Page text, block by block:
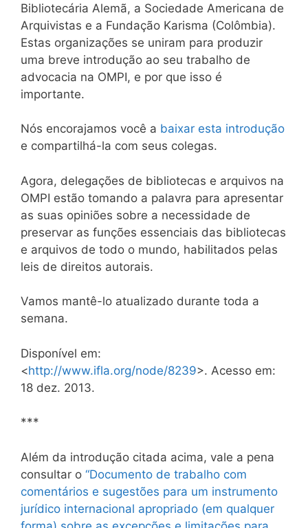
Bibliotecária Alemã, a Sociedade Americana de
Arquivistas e a Fundação Karisma (Colômbia).
Estas organizações se uniram para produzir
uma breve introdução ao seu trabalho de
advocacia na OMPI, e por que isso é
importante.
Nós encorajamos você a baixar esta introdução
e compartilhá-la com seus colegas.
Agora, delegações de bibliotecas e arquivos na
OMPI estão tomando a palavra para apresentar
as suas opiniões sobre a necessidade de
preservar as funções essenciais das bibliotecas
e arquivos de todo o mundo, habilitados pelas
leis de direitos autorais.
Vamos mantê-lo atualizado durante toda a
semana.
Disponível em:
<http://www.ifla.org/node/8239>. Acesso em:
18 dez. 2013.
***
Além da introdução citada acima, vale a pena
consultar o “Documento de trabalho com
comentários e sugestões para um instrumento
jurídico internacional apropriado (em qualquer